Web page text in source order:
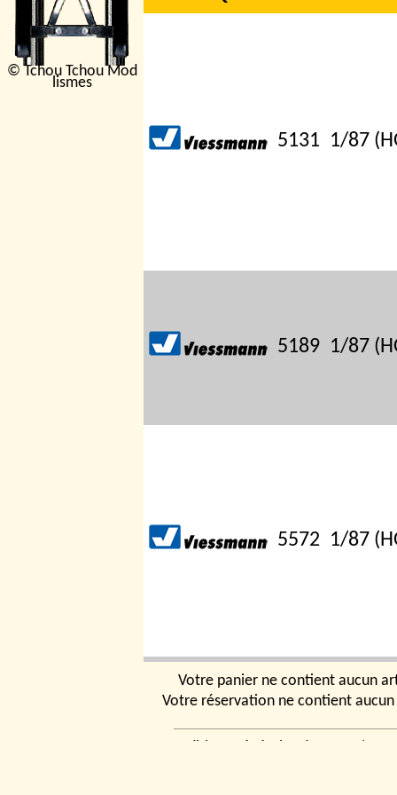
© Tchou Tchou Mod
lismes
5131 1/87
5189 1/87
5572 1/87
Votre panier ne contient aucun
Votre réservation ne contient